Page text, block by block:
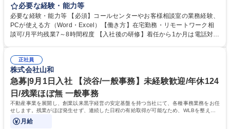
お客様のお声をより良い商品づくりに活かしていく上で、窓口となるお客
様相談室でのお仕事です。 日々お客様からいただくキリングループへのご
意見を、企業活動に活かしています。お客様からの声に迅速かつ誠意をも
って対応、情報提供するとともにグループ内活動に反映しています。 【具
平均100件前後■メール・手紙：同上40件前後 募集職種 中野本社【お客様
相談室】お客様のお声をもとにより良い商品づくりへ貢献
必要な経験・能力等
必要な経験・能力等 【必須】コールセンターやお客様相談室の業務経験、
PCが使える方（Word・Excel）【働き方】在宅勤務・リモートワーク相
談可/月平均残業7～8時間程度 【入社後の研修】着任から1か月は電話対応
すのでご安心ください。 【当社について】キリングループの広報機能を担
う会社として、お客様との出会いを大切にし、磨き上げたホスピタリティ
を込めてコミュニケーションをとりながら広報関連業務を行っておりま
す。 学歴・資格 学歴：大学院 大学 高専 短大 専修学校 高校 語学力： 資
格：
正社員
株式会社山和
急募|9月1日入社 【渋谷/一般事務】未経験歓迎/年休124
日/残業ほぼ無 一般事務
不動産事業を展開し、創業以来黒字経営の安定基盤を持つ当社にて、各種事務業務をお任
せします。残業がほぼ発生せず、連続した日程の有給取得が可能なため、WLBを整えた
い方にお勧めの環境です！
月給